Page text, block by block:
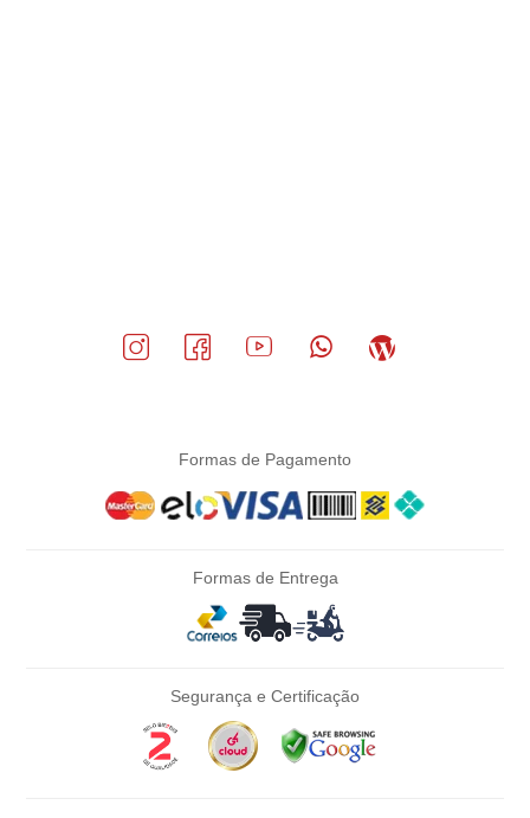
Formas de Pagamento
Formas de Entrega
Segurança e Certificação